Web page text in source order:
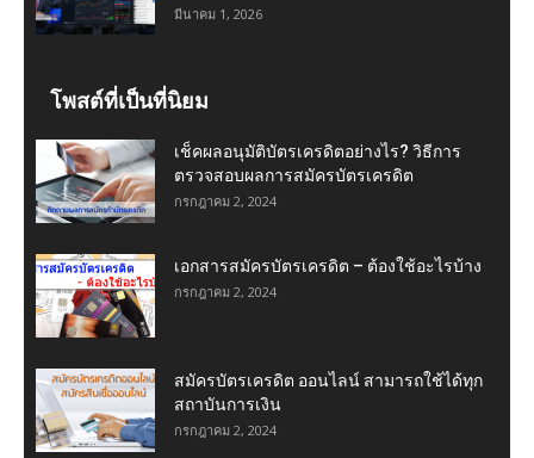
มีนาคม 1, 2026
โพสต์ที่เป็นที่นิยม
เช็คผลอนุมัติบัตรเครดิตอย่างไร? วิธีการ
ตรวจสอบผลการสมัครบัตรเครดิต
กรกฎาคม 2, 2024
เอกสารสมัครบัตรเครดิต – ต้องใช้อะไรบ้าง
กรกฎาคม 2, 2024
สมัครบัตรเครดิต ออนไลน์ สามารถใช้ได้ทุก
สถาบันการเงิน
กรกฎาคม 2, 2024